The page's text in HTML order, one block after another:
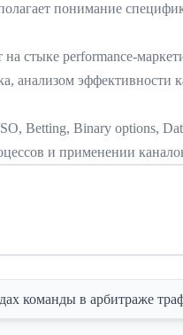
понимание
стыке performance-
анализом
Betting, Binary options,
и применении
команды в арбитраже